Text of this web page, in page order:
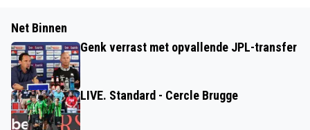
Net Binnen
Genk verrast met opvallende JPL-transfer
LIVE. Standard - Cercle Brugge